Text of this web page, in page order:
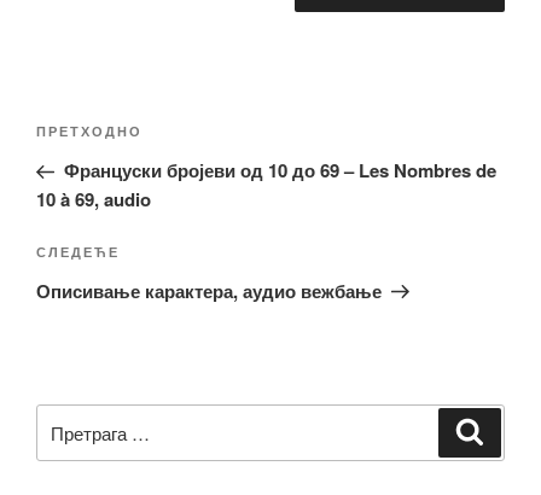
Кретање
Претходни
чланак
ПРЕТХОДНО
Француски бројеви од 10 до 69 – Les Nombres de
10 à 69, audio
Следећи
чланак
СЛЕДЕЋЕ
Описивање карактера, аудио вежбање
за: